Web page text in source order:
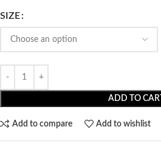
SIZE
ADD TO CART
Add to compare Add to wishlist